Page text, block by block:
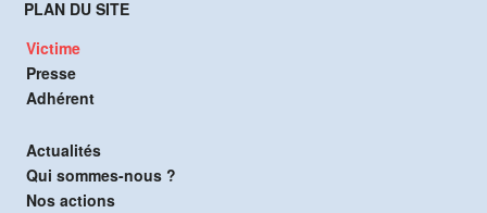
PLAN DU SITE
Victime
Presse
Adhérent
Actualités
Qui sommes-nous ?
Nos actions